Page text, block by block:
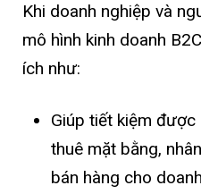
Khi doanh nghiệp và
mô hình kinh doanh
ích như:
Giúp tiết kiệm
thuê mặt bằng,
bán hàng cho